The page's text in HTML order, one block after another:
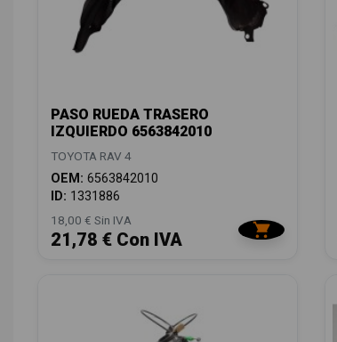
PASO RUEDA TRASERO
IZQUIERDO 6563842010
TOYOTA RAV 4
OEM: 6563842010
ID: 1331886
18,00 € Sin IVA
21,78 € Con IVA